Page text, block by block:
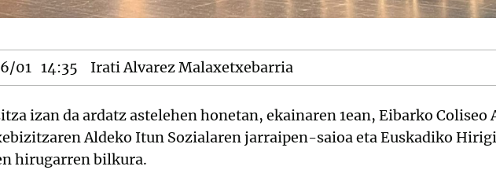
01 14:35 Irati Alvarez Malaxetxebarria
izan da ardatz astelehen honetan, ekainaren 1ean, Eibarko Coliseo
Aldeko Itun Sozialaren jarraipen-saioa eta Euskadiko
hirugarren bilkura.